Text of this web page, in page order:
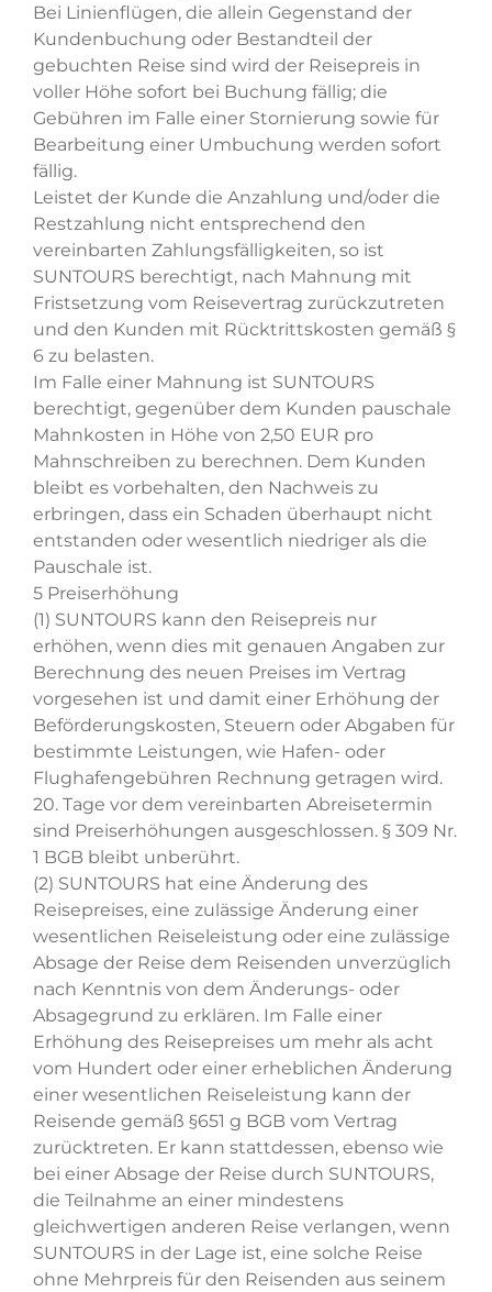
Bei Linienflügen, die allein Gegenstand der
Kundenbuchung oder Bestandteil der
gebuchten Reise sind wird der Reisepreis in
voller Höhe sofort bei Buchung fällig; die
Gebühren im Falle einer Stornierung sowie für
Bearbeitung einer Umbuchung werden sofort
fällig.
Leistet der Kunde die Anzahlung und/oder die
Restzahlung nicht entsprechend den
vereinbarten Zahlungsfälligkeiten, so ist
SUNTOURS berechtigt, nach Mahnung mit
Fristsetzung vom Reisevertrag zurückzutreten
und den Kunden mit Rücktrittskosten gemäß §
6 zu belasten.
Im Falle einer Mahnung ist SUNTOURS
berechtigt, gegenüber dem Kunden pauschale
Mahnkosten in Höhe von 2,50 EUR pro
Mahnschreiben zu berechnen. Dem Kunden
bleibt es vorbehalten, den Nachweis zu
erbringen, dass ein Schaden überhaupt nicht
entstanden oder wesentlich niedriger als die
Pauschale ist.
5 Preiserhöhung
(1) SUNTOURS kann den Reisepreis nur
erhöhen, wenn dies mit genauen Angaben zur
Berechnung des neuen Preises im Vertrag
vorgesehen ist und damit einer Erhöhung der
Beförderungskosten, Steuern oder Abgaben für
bestimmte Leistungen, wie Hafen- oder
Flughafengebühren Rechnung getragen wird.
20. Tage vor dem vereinbarten Abreisetermin
sind Preiserhöhungen ausgeschlossen. § 309 Nr.
1 BGB bleibt unberührt.
(2) SUNTOURS hat eine Änderung des
Reisepreises, eine zulässige Änderung einer
wesentlichen Reiseleistung oder eine zulässige
Absage der Reise dem Reisenden unverzüglich
nach Kenntnis von dem Änderungs- oder
Absagegrund zu erklären. Im Falle einer
Erhöhung des Reisepreises um mehr als acht
vom Hundert oder einer erheblichen Änderung
einer wesentlichen Reiseleistung kann der
Reisende gemäß §651 g BGB vom Vertrag
zurücktreten. Er kann stattdessen, ebenso wie
bei einer Absage der Reise durch SUNTOURS,
die Teilnahme an einer mindestens
gleichwertigen anderen Reise verlangen, wenn
SUNTOURS in der Lage ist, eine solche Reise
ohne Mehrpreis für den Reisenden aus seinem